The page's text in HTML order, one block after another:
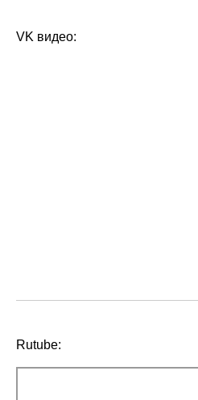
VK видео:
Rutube: